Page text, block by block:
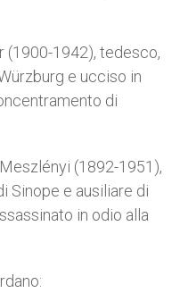
(1900-1942), tedesco,
e ucciso in
di
(1892-1951),
Sinope e ausiliare di
in odio alla